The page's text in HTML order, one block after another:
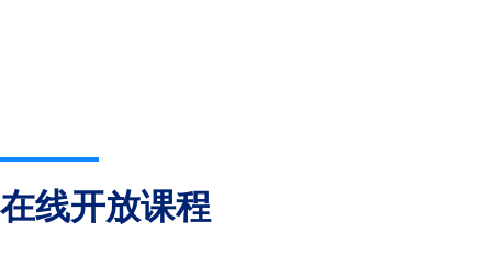
在线开放课程